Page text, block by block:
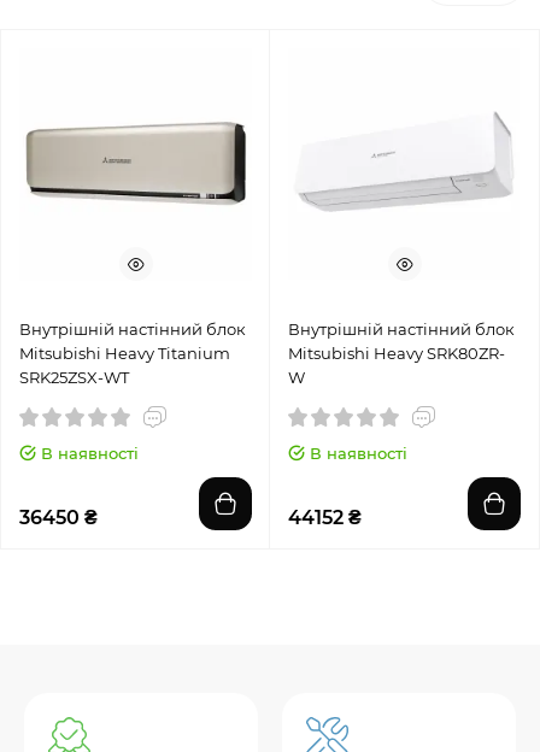
Внутрішній настінний блок
Mitsubishi Heavy Titanium
SRK25ZSX-WT
В наявності
36450 ₴
Внутрішній настінний блок
Mitsubishi Heavy SRK80ZR-
W
В наявності
44152 ₴